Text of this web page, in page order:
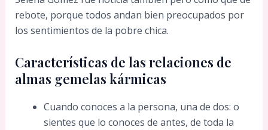
rebote, porque todos andan bien preocupados por
los sentimientos de la pobre chica.
Características de las relaciones de
almas gemelas kármicas
Cuando conoces a la persona, una de dos: o
sientes que lo conoces de antes, de toda la